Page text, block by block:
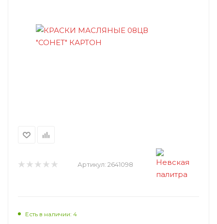
Артикул: 2641098
Есть в наличии: 4